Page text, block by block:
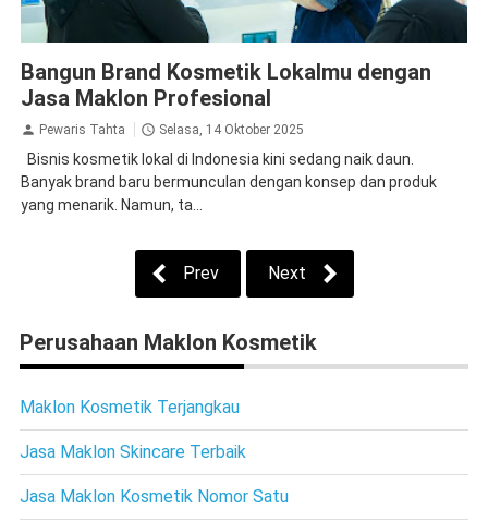
Bangun Brand Kosmetik Lokalmu dengan
Jasa Maklon Profesional
Pewaris Tahta Selasa, 14 Oktober 2025
Bisnis kosmetik lokal di Indonesia kini sedang naik daun.
Banyak brand baru bermunculan dengan konsep dan produk
yang menarik. Namun, ta...
Prev Next
Perusahaan Maklon Kosmetik
Maklon Kosmetik Terjangkau
Jasa Maklon Skincare Terbaik
Jasa Maklon Kosmetik Nomor Satu